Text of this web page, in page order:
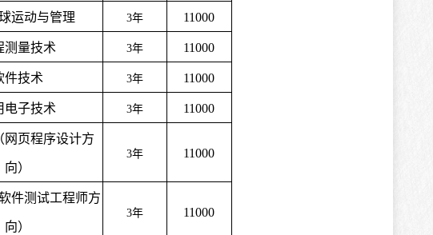
运动与管理 3年 11000
测量技术 3年 11000
件技术 3年 11000
电子技术 3年 11000
网页程序设计方
向）
3年 11000
件测试工程师方
向）
3年 11000